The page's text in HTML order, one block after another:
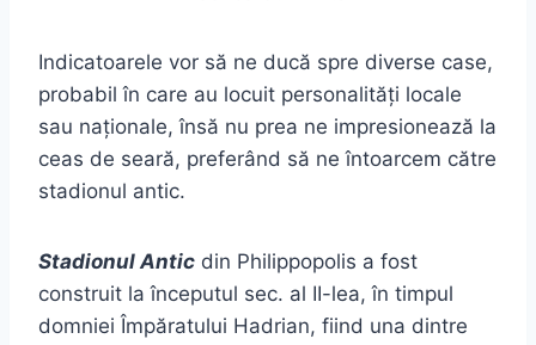
Indicatoarele vor să ne ducă spre diverse case,
probabil în care au locuit personalități locale
sau naționale, însă nu prea ne impresionează la
ceas de seară, preferând să ne întoarcem către
stadionul antic.
Stadionul Antic din Philippopolis a fost
construit la începutul sec. al II-lea, în timpul
domniei Împăratului Hadrian, fiind una dintre